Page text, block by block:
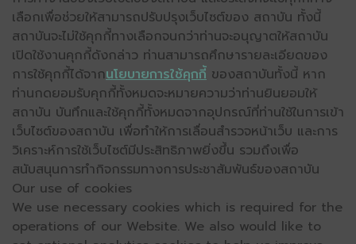
เลือกเพื่อช่วยให้สามารถปรับปรุงเว็บไซต์ของ สถาบัน ทั้งนี้
สถาบันจะไม่ใช้คุกกี้ทางเลือกจนกว่าท่านจะอนุญาตให้สถาบัน
เปิดใช้งานคุกกี้ดังกล่าว ท่านสามารถศึกษารายละเอียดของ
การใช้คุกกี้ได้จากนโยบายการใช้คุกกี้ ของสถาบันทั้งนี้ หาก
ท่านกดยอมรับคุกกี้ทั้งหมดจะหมายความว่าท่านยินยอมให้
สถาบัน บันทึกและใช้คุกกี้ทั้งหมดจากอุปกรณ์ที่ท่านใช้ในการเข้า
เว็บไซต์ของสถาบัน เพื่อทำให้การเลื่อนสำรวจหน้าเว็บ และการ
วิเคราะห์การใช้เว็บไซต์มีประสิทธิภาพยิ่งขึ้น รวมถึงเพื่อ
สนับสนุนการทำกิจกรรมทางการประชาสัมพันธ์ของสถาบัน
Our use of cookies
We use necessary cookies which is required for the
operations of our Website. We also would like to